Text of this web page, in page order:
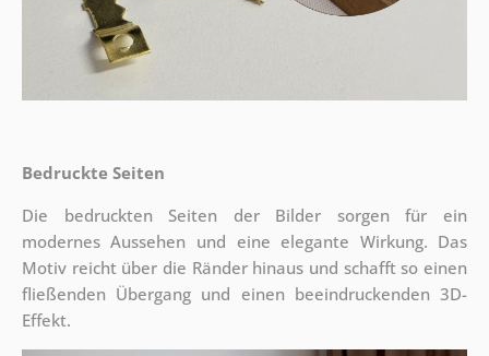
Bedruckte Seiten
Die bedruckten Seiten der Bilder sorgen für ein
modernes Aussehen und eine elegante Wirkung. Das
Motiv reicht über die Ränder hinaus und schafft so einen
fließenden Übergang und einen beeindruckenden 3D-
Effekt.